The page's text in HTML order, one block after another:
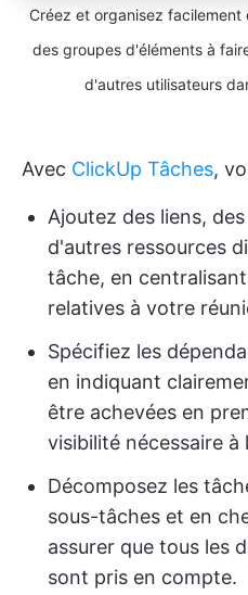
Créez et organisez
des groupes d'éléments à
d'autres utilisateurs
Avec ClickUp Tâches,
Ajoutez des liens,
d'autres ressources
tâche, en
relatives à votre
Spécifiez les
en indiquant
être achevées en
visibilité nécessaire
Décomposez les
sous-tâches et en
assurer que tous les
sont pris en compte.